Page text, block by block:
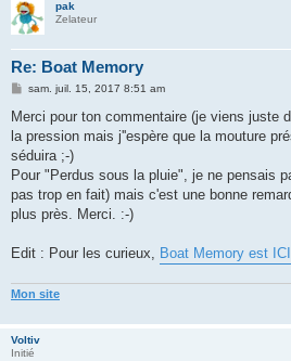
pak
Zelateur
Re: Boat Memory
M
s
a
g
sam. juil. 15, 2017 8:51 am
Merci pour ton commentaire (je viens juste
la pression mais j''espère que la mouture
séduira ;-)
Pour "Perdus sous la pluie", je ne pensais
pas trop en fait) mais c'est une bonne
plus près. Merci. :-)
Edit : Pour les curieux, Boat Memory est ICI
Mon site
Voltiv
Initié